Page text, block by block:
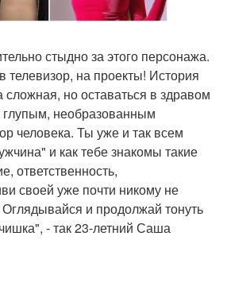
стыдно за этого персонажа.
телевизор, на проекты! История
но оставаться в здравом
глупым, необразованным
человека. Ты уже и так всем
и как тебе знакомы такие
ответственность,
своей уже почти никому не
и продолжай тонуть
- так 23-летний Саша